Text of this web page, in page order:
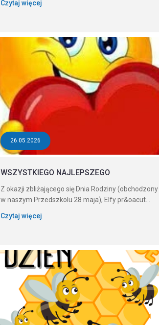
Czytaj więcej
26.05.2026
WSZYSTKIEGO NAJLEPSZEGO
Z okazji zbliżającego się Dnia Rodziny (obchodzony
w naszym Przedszkolu 28 maja), Elfy pr&oacut...
Czytaj więcej